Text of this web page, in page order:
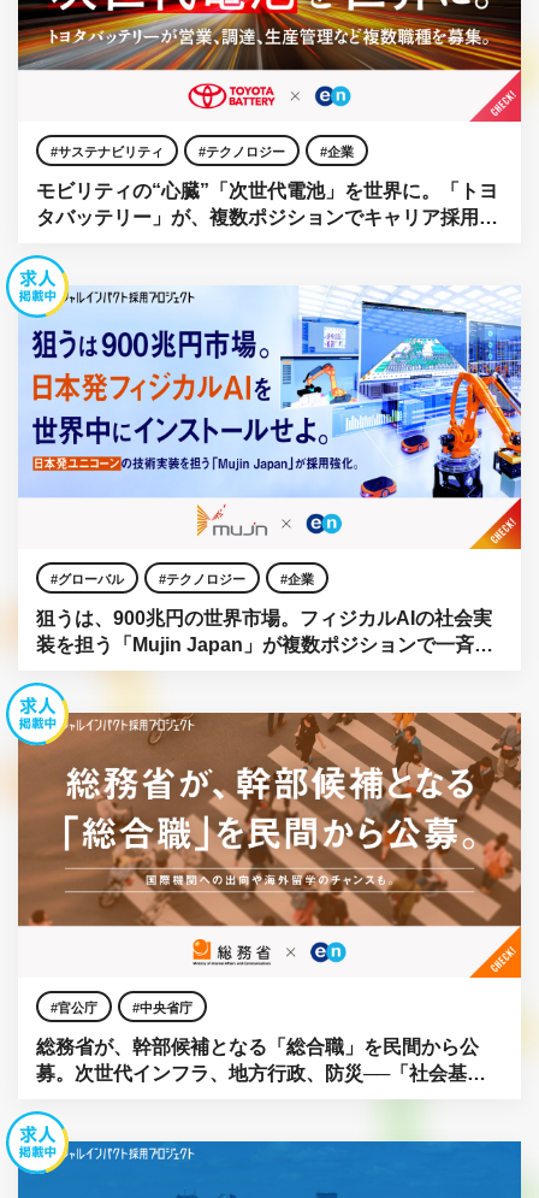
サステナビリティ テクノロジー 企業
モビリティの“心臓”「次世代電池」を世界に。「トヨ
タバッテリー」が、複数ポジションでキャリア採用を
グローバル テクノロジー 企業
狙うは、900兆円の世界市場。フィジカルAIの社会実
装を担う「Mujin Japan」が複数ポジションで一斉公
官公庁 中央省庁
総務省が、幹部候補となる「総合職」を民間から公
募。次世代インフラ、地方行政、防災──「社会基